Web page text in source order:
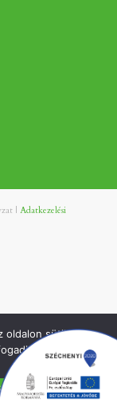
| Adatkezelési
oldalon sütiket
a cookie-k